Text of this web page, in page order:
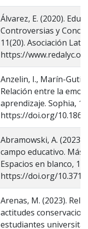
Álvarez, E. (2020).
Controversias y
11(20). Asociación
https://
Anzelin, I., Marín-
Relación entre la
aprendizaje. Sophia,
https://doi.org/
Abramowski, A.
campo educativo. Más
Espacios en blanco,
https://doi.org/
Arenas, M. (2023).
actitudes
estudiantes